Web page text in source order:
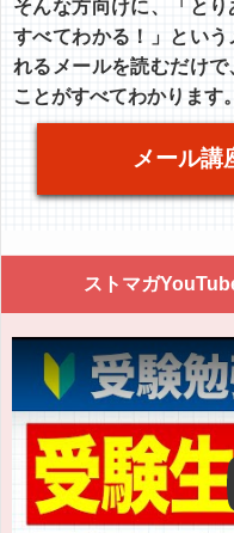
そんな方向けに、「と
すべてわかる！」とい
れるメールを読むだけ
ことがすべてわかります。
メール講
ストマガ